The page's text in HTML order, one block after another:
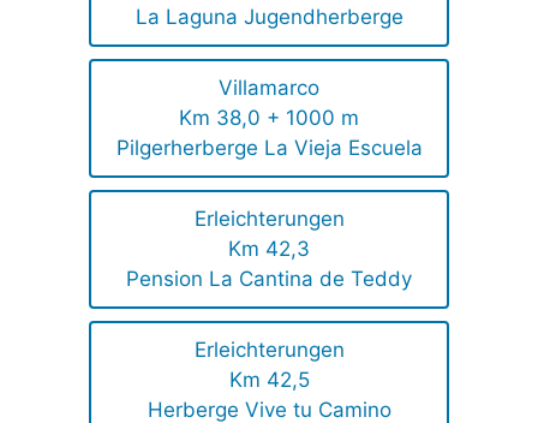
La Laguna Jugendherberge
Villamarco
Km 38,0 + 1000 m
Pilgerherberge La Vieja Escuela
Erleichterungen
Km 42,3
Pension La Cantina de Teddy
Erleichterungen
Km 42,5
Herberge Vive tu Camino